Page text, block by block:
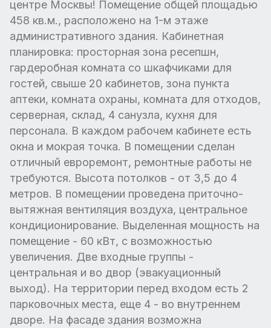
центре Москвы! Помещение общей площадью
458 кв.м., расположено на 1-м этаже
административного здания. Кабинетная
планировка: просторная зона ресепшн,
гардеробная комната со шкафчиками для
гостей, свыше 20 кабинетов, зона пункта
аптеки, комната охраны, комната для отходов,
серверная, склад, 4 санузла, кухня для
персонала. В каждом рабочем кабинете есть
окна и мокрая точка. В помещении сделан
отличный евроремонт, ремонтные работы не
требуются. Высота потолков - от 3,5 до 4
метров. В помещении проведена приточно-
вытяжная вентиляция воздуха, центральное
кондиционирование. Выделенная мощность на
помещение - 60 кВт, с возможностью
увеличения. Две входные группы -
центральная и во двор (эвакуационный
выход). На территории перед входом есть 2
парковочных места, еще 4 - во внутреннем
дворе. На фасаде здания возможна